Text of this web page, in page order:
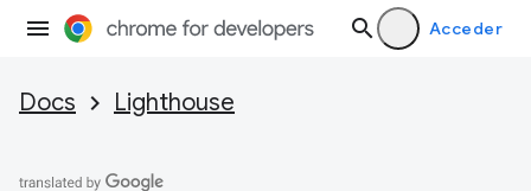
Acceder
Docs Lighthouse